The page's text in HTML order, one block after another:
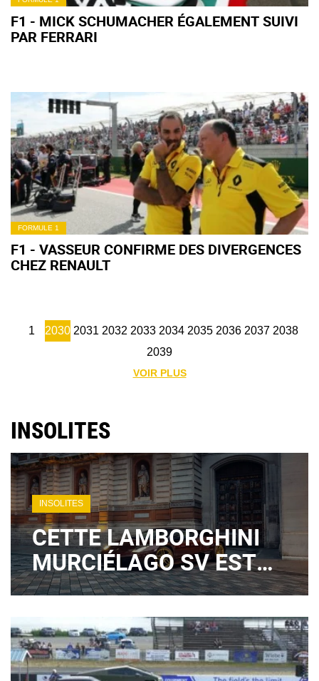
F1 - MICK SCHUMACHER ÉGALEMENT SUIVI
PAR FERRARI
FORMULE 1
F1 - VASSEUR CONFIRME DES DIVERGENCES
CHEZ RENAULT
1 2030 2031 2032 2033 2034 2035 2036 2037 2038
2039
VOIR PLUS
INSOLITES
INSOLITES
CETTE LAMBORGHINI
MURCIÉLAGO SV EST
UN RÊVE POUR LES
COLLECTIONNEURS…
SAUF AUX ÉTATS-UNIS